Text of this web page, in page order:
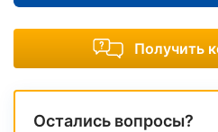
Получить
Остались вопросы?